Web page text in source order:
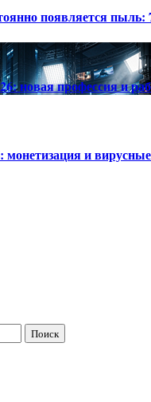
появляется пыль:
новая профессия и
монетизация и